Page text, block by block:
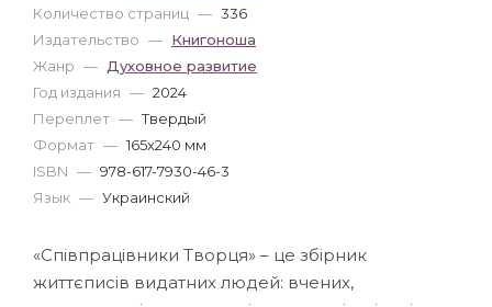
Количество страниц — 336
Издательство — Книгоноша
Жанр — Духовное развитие
Год издания — 2024
Переплет — Твердый
Формат — 165x240 мм
ISBN — 978-617-7930-46-3
Язык — Украинский
«Співпрацівники Творця» – це збірник
життєписів видатних людей: вчених,